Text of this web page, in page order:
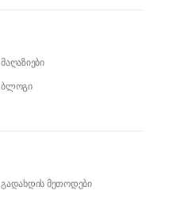
მაღაზიები
ბლოგი
გადახდის მეთოდები